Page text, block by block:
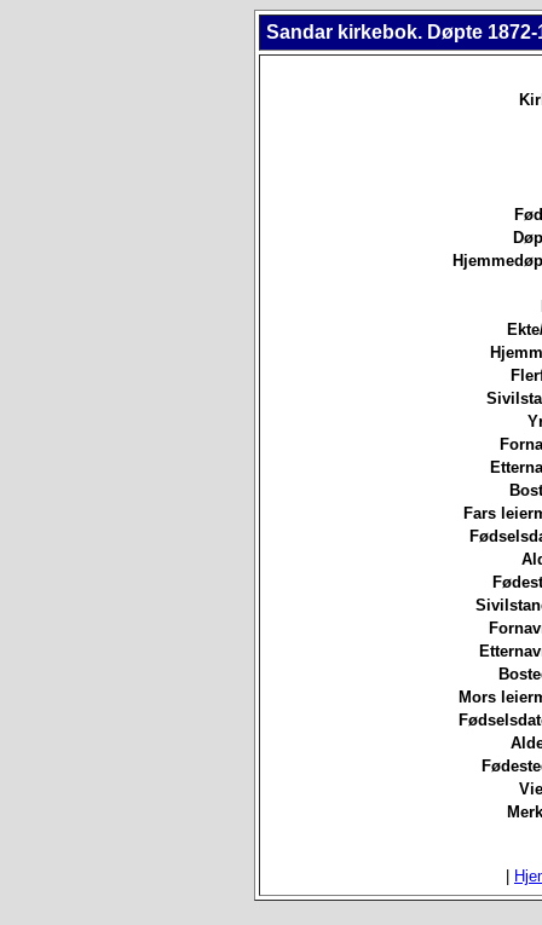
Sandar kirkebok. Døpte 1872-
Fars
Mors